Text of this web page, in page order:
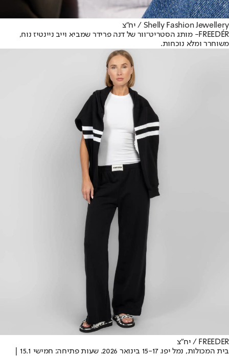
Shelly Fashion Jewellery / יח"צ
FREEDÉR- מותג הסטריט־וור של דנה פרידר שמביא וייב ניינטיז נוח,
משוחרר ומלא נוכחות.
FREEDER / יח"צ